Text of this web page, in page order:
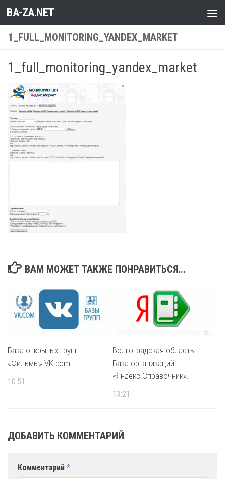
Перейти к содержимому
BA-ZA.NET
1_FULL_MONITORING_YANDEX_MARKET
1_full_monitoring_yandex_market
ВАМ МОЖЕТ ТАКЖЕ ПОНРАВИТЬСЯ...
База открытых групп
«Фильмы» VK.com
10:51
Волгоградская область —
База организаций
«Яндекс.Справочник».
13:21
ДОБАВИТЬ КОММЕНТАРИЙ
Комментарий *